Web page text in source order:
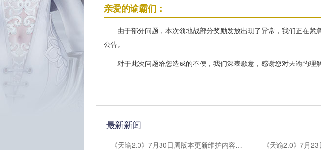
亲爱的谕霸们：
由于部分问题，本次领地战部分奖励发放出现了异常，我们正在紧
公告。
对于此次问题给您造成的不便，我们深表歉意，感谢您对天谕的理
最新新闻
《天谕2.0》7月30日周版本更新维护内容公告